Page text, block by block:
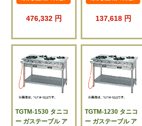
476,332 円 137,618 円
TGTM-1530 タニコ
ー ガステーブル ア
TGTM-1230 タニコ
ー ガステーブル ア